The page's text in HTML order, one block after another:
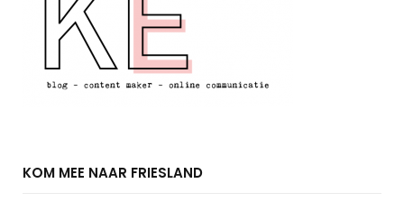
KOM MEE NAAR FRIESLAND